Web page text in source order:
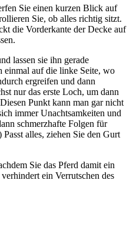
Sie einen kurzen Blick auf
Sie, ob alles richtig sitzt.
die Vorderkante der Decke auf
lassen sie ihn gerade
einmal auf die linke Seite, wo
ergreifen und dann
nur das erste Loch, um dann
Punkt kann man gar nicht
immer Unachtsamkeiten und
schmerzhafte Folgen für
alles, ziehen Sie den Gurt
Sie das Pferd damit ein
ein Verrutschen des